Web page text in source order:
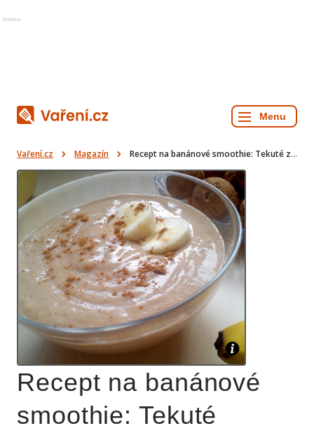
Reklama
Vaření.cz Magazín Recept na banánové smoothie: Tekuté zdraví, které vás postaví na nohy
Recept na banánové
smoothie: Tekuté